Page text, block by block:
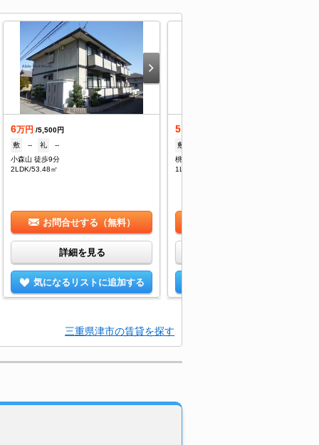
6万円 /5,500円
敷
-- 礼
--
小森山 徒歩9分
2LDK/53.48㎡
お問合せする（無料）
詳細を見る
気になるリストに追加する
5.4
敷
桃園駅 徒歩20分
1LDK/50.12㎡
三重県津市の賃貸を探す